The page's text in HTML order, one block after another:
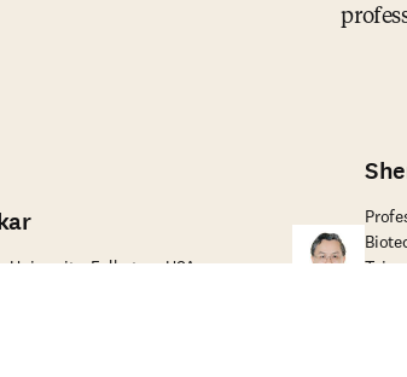
University, Fullerton, USA